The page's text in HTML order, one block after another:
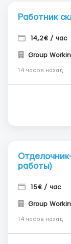
Работник
14,2€ / час
Group
14 часов назад
работы)
15€ / час
Group
14 часов назад